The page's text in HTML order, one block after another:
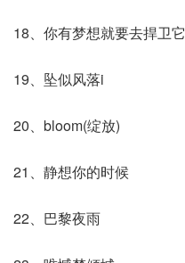
18、你有梦想就要去捍卫它
19、坠似风落i
20、bloom(绽放)
21、静想你的时候
22、巴黎夜雨